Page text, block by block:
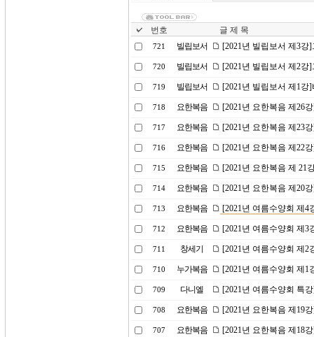
번호 글 제 목
721 빌립보서 [2021년 빌립보서 제3강
720 빌립보서 [2021년 빌립보서 제2
719 빌립보서 [2021년 빌립보서 제1
718 요한복음 [2021년 요한복음 제26
717 요한복음 [2021년 요한복음 제23
716 요한복음 [2021년 요한복음 제22
715 요한복음 [2021년 요한복음 제 21
714 요한복음 [2021년 요한복음 제20
713 요한복음 [2021년 여름수양회 제
712 요한복음 [2021년 여름수양회 제3
711 창세기 [2021년 여름수양회 제
710 누가복음 [2021년 여름수양회 제
709 다니엘 [2021년 여름수양회 특
708 요한복음 [2021년 요한복음 제19
707 요한복음 [2021년 요한복음 제18